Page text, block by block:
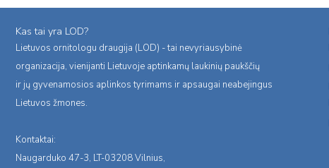
Kas tai yra LOD?
Lietuvos ornitologu draugija (LOD) - tai nevyriausybinė
organizacija, vienijanti Lietuvoje aptinkamų laukinių paukščių
ir jų gyvenamosios aplinkos tyrimams ir apsaugai neabejingus
Lietuvos žmones.
Kontaktai:
Naugarduko 47-3, LT-03208 Vilnius,